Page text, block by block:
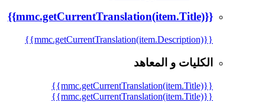
{{mmc.getCurrentTranslation(item.Title)}}
{{mmc.getCurrentTranslation(item.Description)}}
الكليات و المعاهد
{{mmc.getCurrentTranslation(item.Title)}}
{{mmc.getCurrentTranslation(item.Title)}}